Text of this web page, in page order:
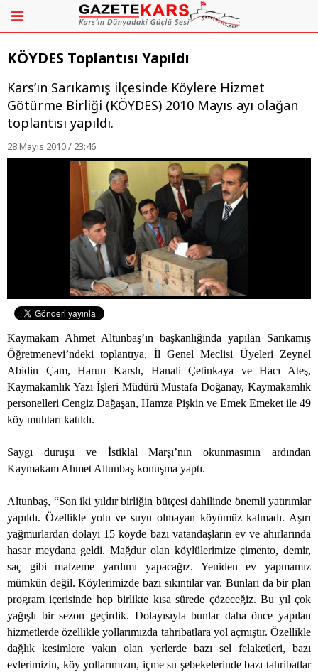
KÖYDES Toplantısı Yapıldı
Kars’ın Sarıkamış ilçesinde Köylere Hizmet
Götürme Birliği (KÖYDES) 2010 Mayıs ayı olağan
toplantısı yapıldı.
28 Mayıs 2010 / 23:46
Kaymakam Ahmet Altunbaş’ın başkanlığında yapılan Sarıkamış
Öğretmenevi’ndeki toplantıya, İl Genel Meclisi Üyeleri Zeynel
Abidin Çam, Harun Karslı, Hanali Çetinkaya ve Hacı Ateş,
Kaymakamlık Yazı İşleri Müdürü Mustafa Doğanay, Kaymakamlık
personelleri Cengiz Dağaşan, Hamza Pişkin ve Emek Emeket ile 49
köy muhtarı katıldı.
Saygı duruşu ve İstiklal Marşı’nın okunmasının ardından
Kaymakam Ahmet Altunbaş konuşma yaptı.
Altunbaş, “Son iki yıldır birliğin bütçesi dahilinde önemli yatırımlar
yapıldı. Özellikle yolu ve suyu olmayan köyümüz kalmadı. Aşırı
yağmurlardan dolayı 15 köyde bazı vatandaşların ev ve ahırlarında
hasar meydana geldi. Mağdur olan köylülerimize çimento, demir,
saç gibi malzeme yardımı yapacağız. Yeniden ev yapmamız
mümkün değil. Köylerimizde bazı sıkıntılar var. Bunları da bir plan
program içerisinde hep birlikte kısa sürede çözeceğiz. Bu yıl çok
yağışlı bir sezon geçirdik. Dolayısıyla bunlar daha önce yapılan
hizmetlerde özellikle yollarımızda tahribatlara yol açmıştır. Özellikle
dağlık kesimlere yakın olan yerlerde bazı sel felaketleri, bazı
evlerimizin, köy yollarımızın, içme su şebekelerinde bazı tahribatlar